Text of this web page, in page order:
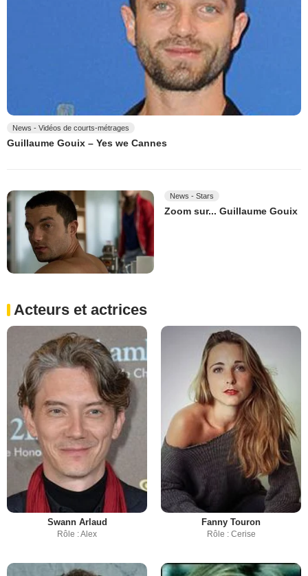
News - Vidéos de courts-métrages
Guillaume Gouix – Yes we Cannes
News - Stars
Zoom sur... Guillaume Gouix
Acteurs et actrices
Swann Arlaud
Rôle : Alex
Fanny Touron
Rôle : Cerise